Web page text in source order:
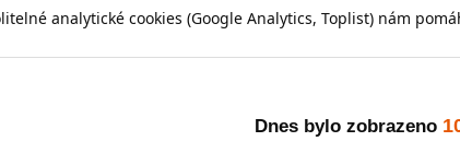
analytické cookies (Google Analytics, Toplist) nám
Dnes bylo zobrazeno